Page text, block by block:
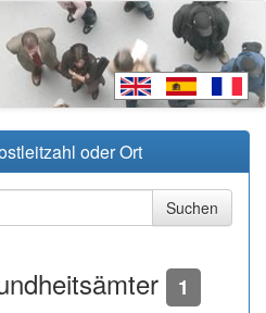
oder Ort
1